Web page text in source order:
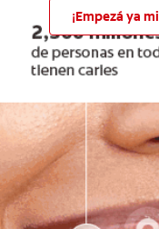
¡Empezá ya